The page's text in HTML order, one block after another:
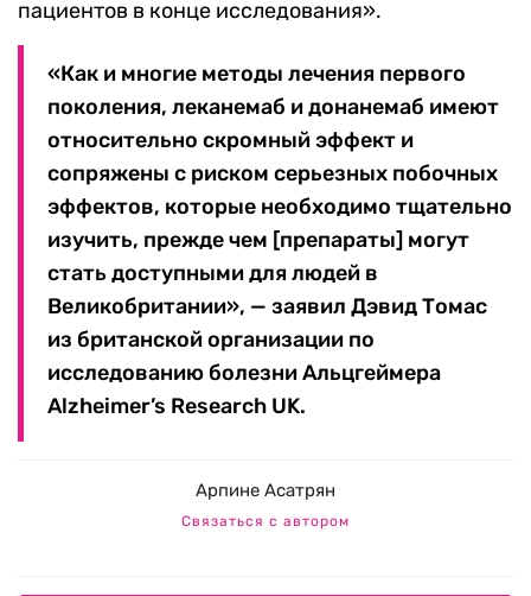
пациентов в конце исследования».
«Как и многие методы лечения первого
поколения, леканемаб и донанемаб имеют
относительно скромный эффект и
сопряжены с риском серьезных побочных
эффектов, которые необходимо тщательно
изучить, прежде чем [препараты] могут
стать доступными для людей в
Великобритании», — заявил Дэвид Томас
из британской организации по
исследованию болезни Альцгеймера
Alzheimer’s Research UK.
Арпине Асатрян
Связаться с автором